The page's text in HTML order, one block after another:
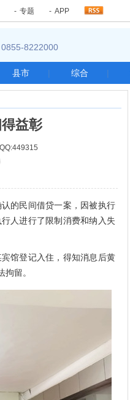
- 专题 - APP
8222000
县市 | 综合 |
益彰
的民间借贷一案，因被执行
人进行了限制消费和纳入失
馆登记入住，得知消息后黄
留。